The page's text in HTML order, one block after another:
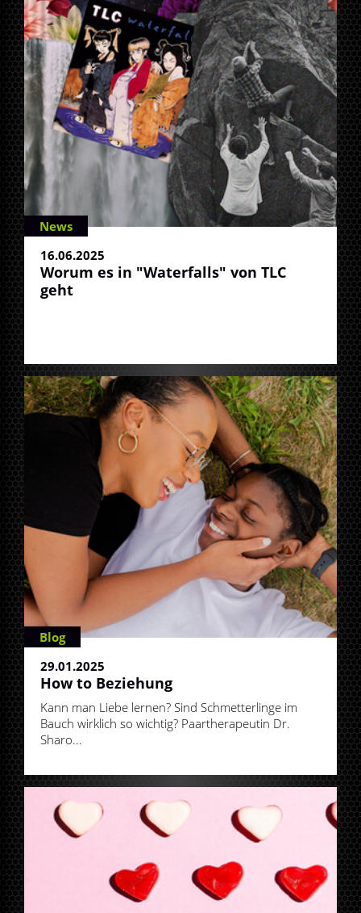
News
16.06.2025
Worum es in "Waterfalls" von TLC
geht
Blog
29.01.2025
How to Beziehung
Kann man Liebe lernen? Sind Schmetterlinge im
Bauch wirklich so wichtig? Paartherapeutin Dr.
Sharo...